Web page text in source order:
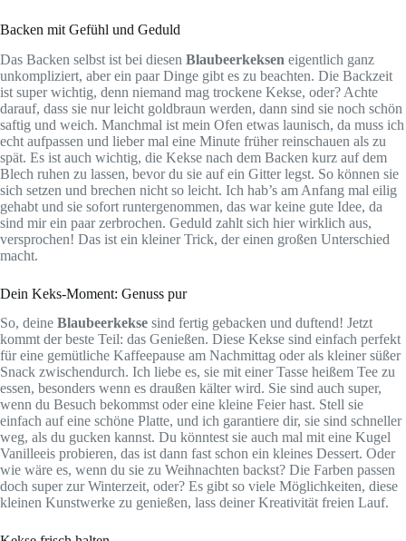
Backen mit Gefühl und Geduld
Das Backen selbst ist bei diesen Blaubeerkeksen eigentlich ganz
unkompliziert, aber ein paar Dinge gibt es zu beachten. Die Backzeit
ist super wichtig, denn niemand mag trockene Kekse, oder? Achte
darauf, dass sie nur leicht goldbraun werden, dann sind sie noch schön
saftig und weich. Manchmal ist mein Ofen etwas launisch, da muss ich
echt aufpassen und lieber mal eine Minute früher reinschauen als zu
spät. Es ist auch wichtig, die Kekse nach dem Backen kurz auf dem
Blech ruhen zu lassen, bevor du sie auf ein Gitter legst. So können sie
sich setzen und brechen nicht so leicht. Ich hab’s am Anfang mal eilig
gehabt und sie sofort runtergenommen, das war keine gute Idee, da
sind mir ein paar zerbrochen. Geduld zahlt sich hier wirklich aus,
versprochen! Das ist ein kleiner Trick, der einen großen Unterschied
macht.
Dein Keks-Moment: Genuss pur
So, deine Blaubeerkekse sind fertig gebacken und duftend! Jetzt
kommt der beste Teil: das Genießen. Diese Kekse sind einfach perfekt
für eine gemütliche Kaffeepause am Nachmittag oder als kleiner süßer
Snack zwischendurch. Ich liebe es, sie mit einer Tasse heißem Tee zu
essen, besonders wenn es draußen kälter wird. Sie sind auch super,
wenn du Besuch bekommst oder eine kleine Feier hast. Stell sie
einfach auf eine schöne Platte, und ich garantiere dir, sie sind schneller
weg, als du gucken kannst. Du könntest sie auch mal mit eine Kugel
Vanilleeis probieren, das ist dann fast schon ein kleines Dessert. Oder
wie wäre es, wenn du sie zu Weihnachten backst? Die Farben passen
doch super zur Winterzeit, oder? Es gibt so viele Möglichkeiten, diese
kleinen Kunstwerke zu genießen, lass deiner Kreativität freien Lauf.